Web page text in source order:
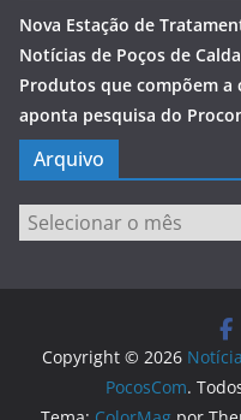
Nova Estação de
Notícias de Poços de
Produtos que compõem a
aponta pesquisa do
Arquivo
Arquivo
Copyright © 2026
PocosCom.